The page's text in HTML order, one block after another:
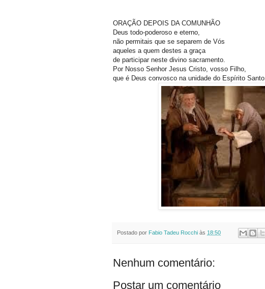
ORAÇÃO DEPOIS DA COMUNHÃO
Deus todo-poderoso e eterno,
não permitais que se separem de Vós
aqueles a quem destes a graça
de participar neste divino sacramento.
Por Nosso Senhor Jesus Cristo, vosso Filho,
que é Deus convosco na unidade do Espírito Santo.
Postado por Fabio Tadeu Rocchi às 18:50
Nenhum comentário:
Postar um comentário